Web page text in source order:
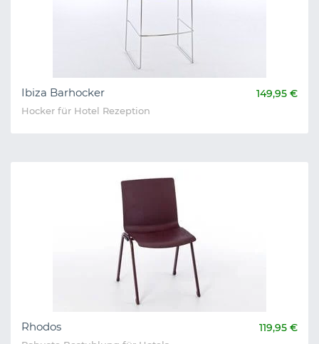
Ibiza Barhocker 149,95 €
Hocker für Hotel Rezeption
Rhodos 119,95 €